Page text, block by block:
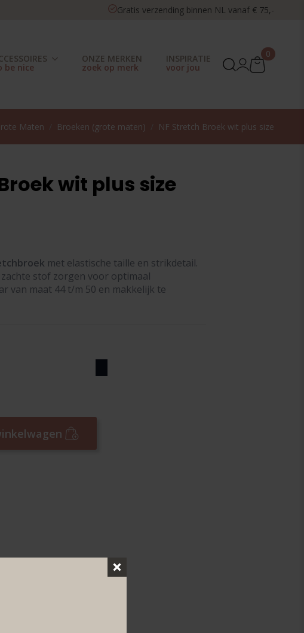
Gratis verzending binnen NL vanaf € 75,-
ONZE MERKEN INSPIRATIE 0
Maten Broeken (grote maten) NF Stretch Broek wit plus size
wit plus size
met elastische taille en strikdetail.
stof zorgen voor optimaal
van maat 44 t/m 50 en makkelijk te